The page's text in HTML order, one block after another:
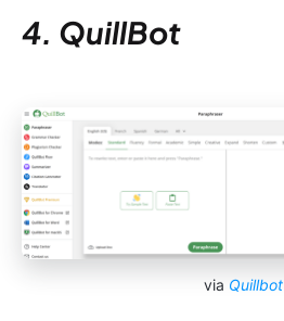
4. QuillBot
via Quillbot